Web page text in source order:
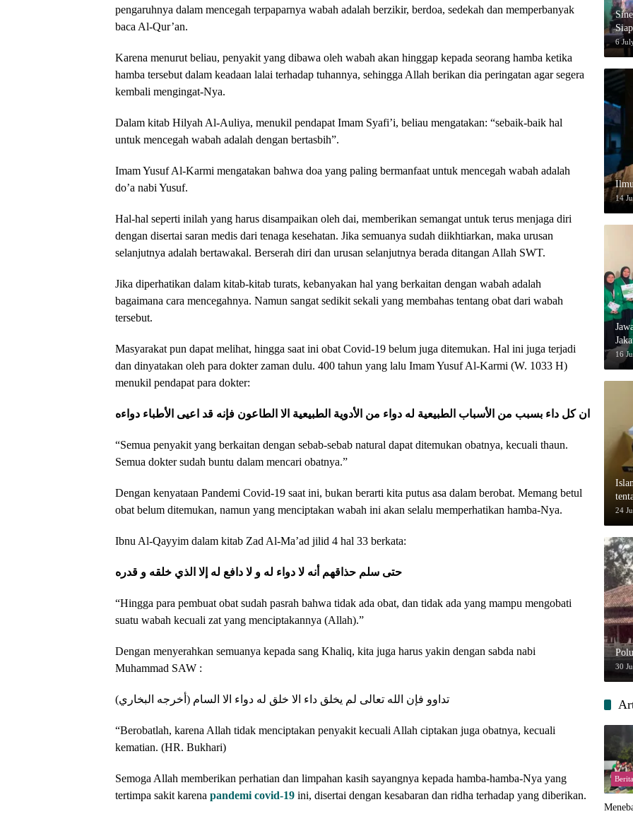
pengaruhnya dalam mencegah terpaparnya wabah adalah berzikir, berdoa, sedekah dan memperbanyak
baca Al-Qur’an.
Karena menurut beliau, penyakit yang dibawa oleh wabah akan hinggap kepada seorang hamba ketika
hamba tersebut dalam keadaan lalai terhadap tuhannya, sehingga Allah berikan dia peringatan agar segera
kembali mengingat-Nya.
Dalam kitab Hilyah Al-Auliya, menukil pendapat Imam Syafi’i, beliau mengatakan: “sebaik-baik hal
untuk mencegah wabah adalah dengan bertasbih”.
Imam Yusuf Al-Karmi mengatakan bahwa doa yang paling bermanfaat untuk mencegah wabah adalah
do’a nabi Yusuf.
Hal-hal seperti inilah yang harus disampaikan oleh dai, memberikan semangat untuk terus menjaga diri
dengan disertai saran medis dari tenaga kesehatan. Jika semuanya sudah diikhtiarkan, maka urusan
selanjutnya adalah bertawakal. Berserah diri dan urusan selanjutnya berada ditangan Allah SWT.
Jika diperhatikan dalam kitab-kitab turats, kebanyakan hal yang berkaitan dengan wabah adalah
bagaimana cara mencegahnya. Namun sangat sedikit sekali yang membahas tentang obat dari wabah
tersebut.
Masyarakat pun dapat melihat, hingga saat ini obat Covid-19 belum juga ditemukan. Hal ini juga terjadi
dan dinyatakan oleh para dokter zaman dulu. 400 tahun yang lalu Imam Yusuf Al-Karmi (W. 1033 H)
menukil pendapat para dokter:
ان كل داء بسبب من الأسباب الطبيعية له دواء من الأدوية الطبيعية الا الطاعون فإنه قد اعيى الأطباء دواءه
“Semua penyakit yang berkaitan dengan sebab-sebab natural dapat ditemukan obatnya, kecuali thaun.
Semua dokter sudah buntu dalam mencari obatnya.”
Dengan kenyataan Pandemi Covid-19 saat ini, bukan berarti kita putus asa dalam berobat. Memang betul
obat belum ditemukan, namun yang menciptakan wabah ini akan selalu memperhatikan hamba-Nya.
Ibnu Al-Qayyim dalam kitab Zad Al-Ma’ad jilid 4 hal 33 berkata:
حتى سلم حذاقهم أنه لا دواء له و لا دافع له إلا الذي خلقه و قدره
“Hingga para pembuat obat sudah pasrah bahwa tidak ada obat, dan tidak ada yang mampu mengobati
suatu wabah kecuali zat yang menciptakannya (Allah).”
Dengan menyerahkan semuanya kepada sang Khaliq, kita juga harus yakin dengan sabda nabi
Muhammad SAW :
(تداوو فإن الله تعالى لم يخلق داء الا خلق له دواء الا السام (أخرجه البخاري
“Berobatlah, karena Allah tidak menciptakan penyakit kecuali Allah ciptakan juga obatnya, kecuali
kematian. (HR. Bukhari)
Semoga Allah memberikan perhatian dan limpahan kasih sayangnya kepada hamba-hamba-Nya yang
tertimpa sakit karena pandemi covid-19 ini, disertai dengan kesabaran dan ridha terhadap yang diberikan.
6
14
16
24
30
Berita